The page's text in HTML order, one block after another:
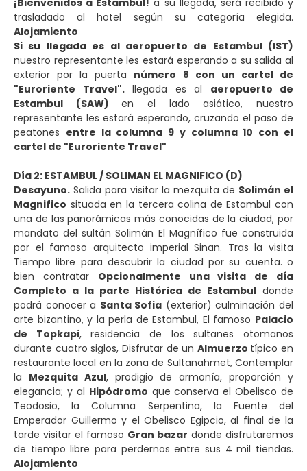
trasladado al hotel según su categoría elegida.
Alojamiento
Si su llegada es al aeropuerto de Estambul (IST)
nuestro representante les estará esperando a su salida al
exterior por la puerta número 8 con un cartel de
"Euroriente Travel".llegada es al aeropuerto de
Estambul (SAW)en el lado asiático, nuestro
representante les estará esperando, cruzando el paso de
peatones entre la columna 9 y columna 10 con el
cartel de "Euroriente Travel"
Día 2: ESTAMBUL / SOLIMAN EL MAGNIFICO (D)
Desayuno. Salida para visitar la mezquita de Solimán el
Magnifico situada en la tercera colina de Estambul con
una de las panorámicas más conocidas de la ciudad, por
mandato del sultán Solimán El Magnífico fue construida
por el famoso arquitecto imperial Sinan. Tras la visita
Tiempo libre para descubrir la ciudad por su cuenta. o
bien contratar Opcionalmente una visita de día
Completo a la parte Histórica de Estambul donde
podrá conocer a Santa Sofia (exterior) culminación del
arte bizantino, y la perla de Estambul, El famoso Palacio
de Topkapi, residencia de los sultanes otomanos
durante cuatro siglos, Disfrutar de un Almuerzo típico en
restaurante local en la zona de Sultanahmet, Contemplar
la Mezquita Azul, prodigio de armonía, proporción y
elegancia; y al Hipódromo que conserva el Obelisco de
Teodosio, la Columna Serpentina, la Fuente del
Emperador Guillermo y el Obelisco Egipcio, al final de la
tarde visitar el famoso Gran bazar donde disfrutaremos
de tiempo libre para perdernos entre sus 4 mil tiendas.
Alojamiento